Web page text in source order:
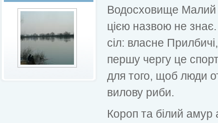
Водосховище Малий
цією назвою не
сіл: власне
першу чергу це
для того, щоб люди
вилову риби.
Короп та білий амур